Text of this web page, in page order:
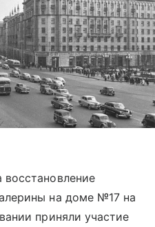
на доме №17 на
приняли участие